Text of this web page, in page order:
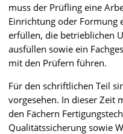
muss der Prüfling eine
Einrichtung oder Formung
erfüllen, die betrieblichen
ausfüllen sowie ein
mit den Prüfern führen.
Für den schriftlichen Teil
vorgesehen. In dieser Zeit
den Fächern
Qualitätssicherung sowie